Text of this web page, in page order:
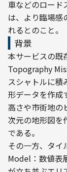
車などのロード
は、より臨場感
れるとのこと。
背景
本サービスの既
Topography
スシャトルに積
形データを作成
高さや市街地の
次元の地形図を
である。
その一方、タ
Model：数値表